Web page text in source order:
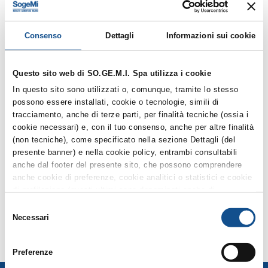
Consenso Dettagli Informazioni sui cookie
Questo sito web di SO.GE.M.I. Spa utilizza i cookie
In questo sito sono utilizzati o, comunque, tramite lo stesso
possono essere installati, cookie o tecnologie, simili di
tracciamento, anche di terze parti, per finalità tecniche (ossia i
cookie necessari) e, con il tuo consenso, anche per altre finalità
(non tecniche), come specificato nella sezione Dettagli (del
presente banner) e nella cookie policy, entrambi consultabili
anche dal footer del presente sito, che possono comprendere
anche cookie di preferenze, cookie analitici o statistici e cookie
consenso, in qualsiasi momento, cliccando su Accetta i
selezionati. Puoi acconsentire all’utilizzo di tali tecnologie
informativa e/o utilizzando il tasto “Rifiuta i cookie non tecnici”,
delNecessari
Preferenze
Allegato A - Domanda_partecipazione
Allegato C - PEF Mercati di Quartiere
NUOVO Allegato A) -
Domanda_partecipazione